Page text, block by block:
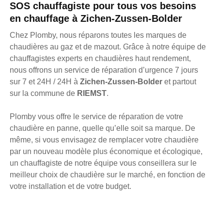
SOS chauffagiste pour tous vos besoins
en chauffage à Zichen-Zussen-Bolder
Chez Plomby, nous réparons toutes les marques de
chaudières au gaz et de mazout. Grâce à notre équipe de
chauffagistes experts en chaudières haut rendement,
nous offrons un service de réparation d’urgence 7 jours
sur 7 et 24H / 24H à Zichen-Zussen-Bolder et partout
sur la commune de RIEMST.
Plomby vous offre le service de réparation de votre
chaudière en panne, quelle qu’elle soit sa marque. De
même, si vous envisagez de remplacer votre chaudière
par un nouveau modèle plus économique et écologique,
un chauffagiste de notre équipe vous conseillera sur le
meilleur choix de chaudière sur le marché, en fonction de
votre installation et de votre budget.